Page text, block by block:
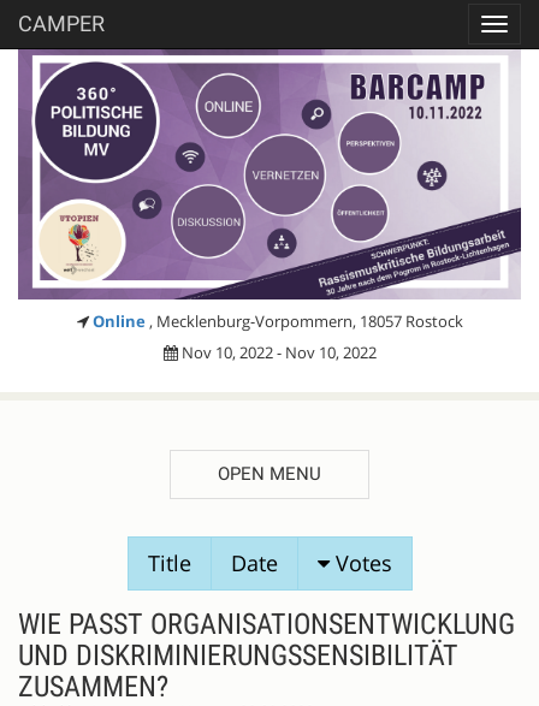
CAMPER
Online , Mecklenburg-Vorpommern, 18057 Rostock
Nov 10, 2022 - Nov 10, 2022
OPEN MENU
Title Date Votes
WIE PASST ORGANISATIONSENTWICKLUNG
UND DISKRIMINIERUNGSSENSIBILITÄT
ZUSAMMEN?